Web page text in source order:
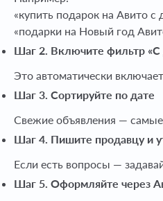
«купить подарок на Авито с
«подарки на Новый год
Шаг 2. Включите фильтр «С
Это автоматически
Шаг 3. Сортируйте по дате
Свежие объявления —
Шаг 4. Пишите продавцу и
Если есть вопросы —
Шаг 5. Оформляйте через